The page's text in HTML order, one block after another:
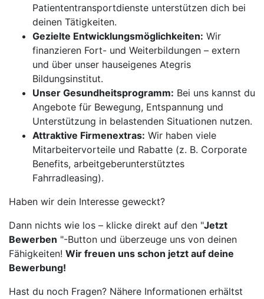
Patiententransportdienste unterstützen dich bei
deinen Tätigkeiten.
Gezielte Entwicklungsmöglichkeiten: Wir
finanzieren Fort- und Weiterbildungen – extern
und über unser hauseigenes Ategris
Bildungsinstitut.
Unser Gesundheitsprogramm: Bei uns kannst du
Angebote für Bewegung, Entspannung und
Unterstützung in belastenden Situationen nutzen.
Attraktive Firmenextras: Wir haben viele
Mitarbeitervorteile und Rabatte (z. B. Corporate
Benefits, arbeitgeberunterstütztes
Fahrradleasing).
Haben wir dein Interesse geweckt?
Dann nichts wie los – klicke direkt auf den "Jetzt
Bewerben "-Button und überzeuge uns von deinen
Fähigkeiten! Wir freuen uns schon jetzt auf deine
Bewerbung!
Hast du noch Fragen? Nähere Informationen erhältst